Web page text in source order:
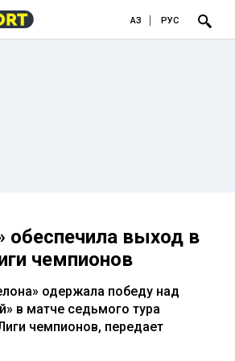
ҚАЗ РУС
обеспечила выход в
чемпионов
одержала победу над
в матче седьмого тура
чемпионов, передает